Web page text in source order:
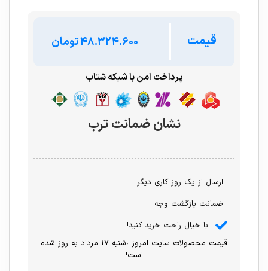
قیمت تومان
پرداخت امن با شبکه شتاب
نشان ضمانت ترب
ارسال از یک روز کاری دیگر
ضمانت بازگشت وجه
با خیال راحت خرید کنید!
قیمت محصولات سایت امروز ،شنبه ۱۷ مرداد به روز شده
است!